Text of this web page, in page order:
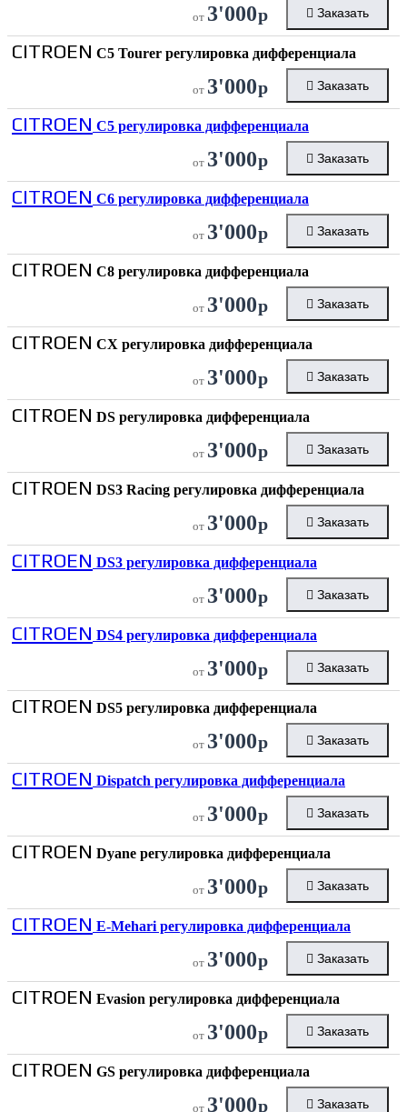
от 3'000р Заказать
CITROEN C5 Tourer регулировка дифференциала
от 3'000р Заказать
CITROEN C5 регулировка дифференциала
от 3'000р Заказать
CITROEN C6 регулировка дифференциала
от 3'000р Заказать
CITROEN C8 регулировка дифференциала
от 3'000р Заказать
CITROEN CX регулировка дифференциала
от 3'000р Заказать
CITROEN DS регулировка дифференциала
от 3'000р Заказать
CITROEN DS3 Racing регулировка дифференциала
от 3'000р Заказать
CITROEN DS3 регулировка дифференциала
от 3'000р Заказать
CITROEN DS4 регулировка дифференциала
от 3'000р Заказать
CITROEN DS5 регулировка дифференциала
от 3'000р Заказать
CITROEN Dispatch регулировка дифференциала
от 3'000р Заказать
CITROEN Dyane регулировка дифференциала
от 3'000р Заказать
CITROEN E-Mehari регулировка дифференциала
от 3'000р Заказать
CITROEN Evasion регулировка дифференциала
от 3'000р Заказать
CITROEN GS регулировка дифференциала
от 3'000р Заказать